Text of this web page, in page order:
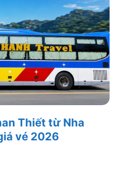
Thiết từ Nha
vé 2026